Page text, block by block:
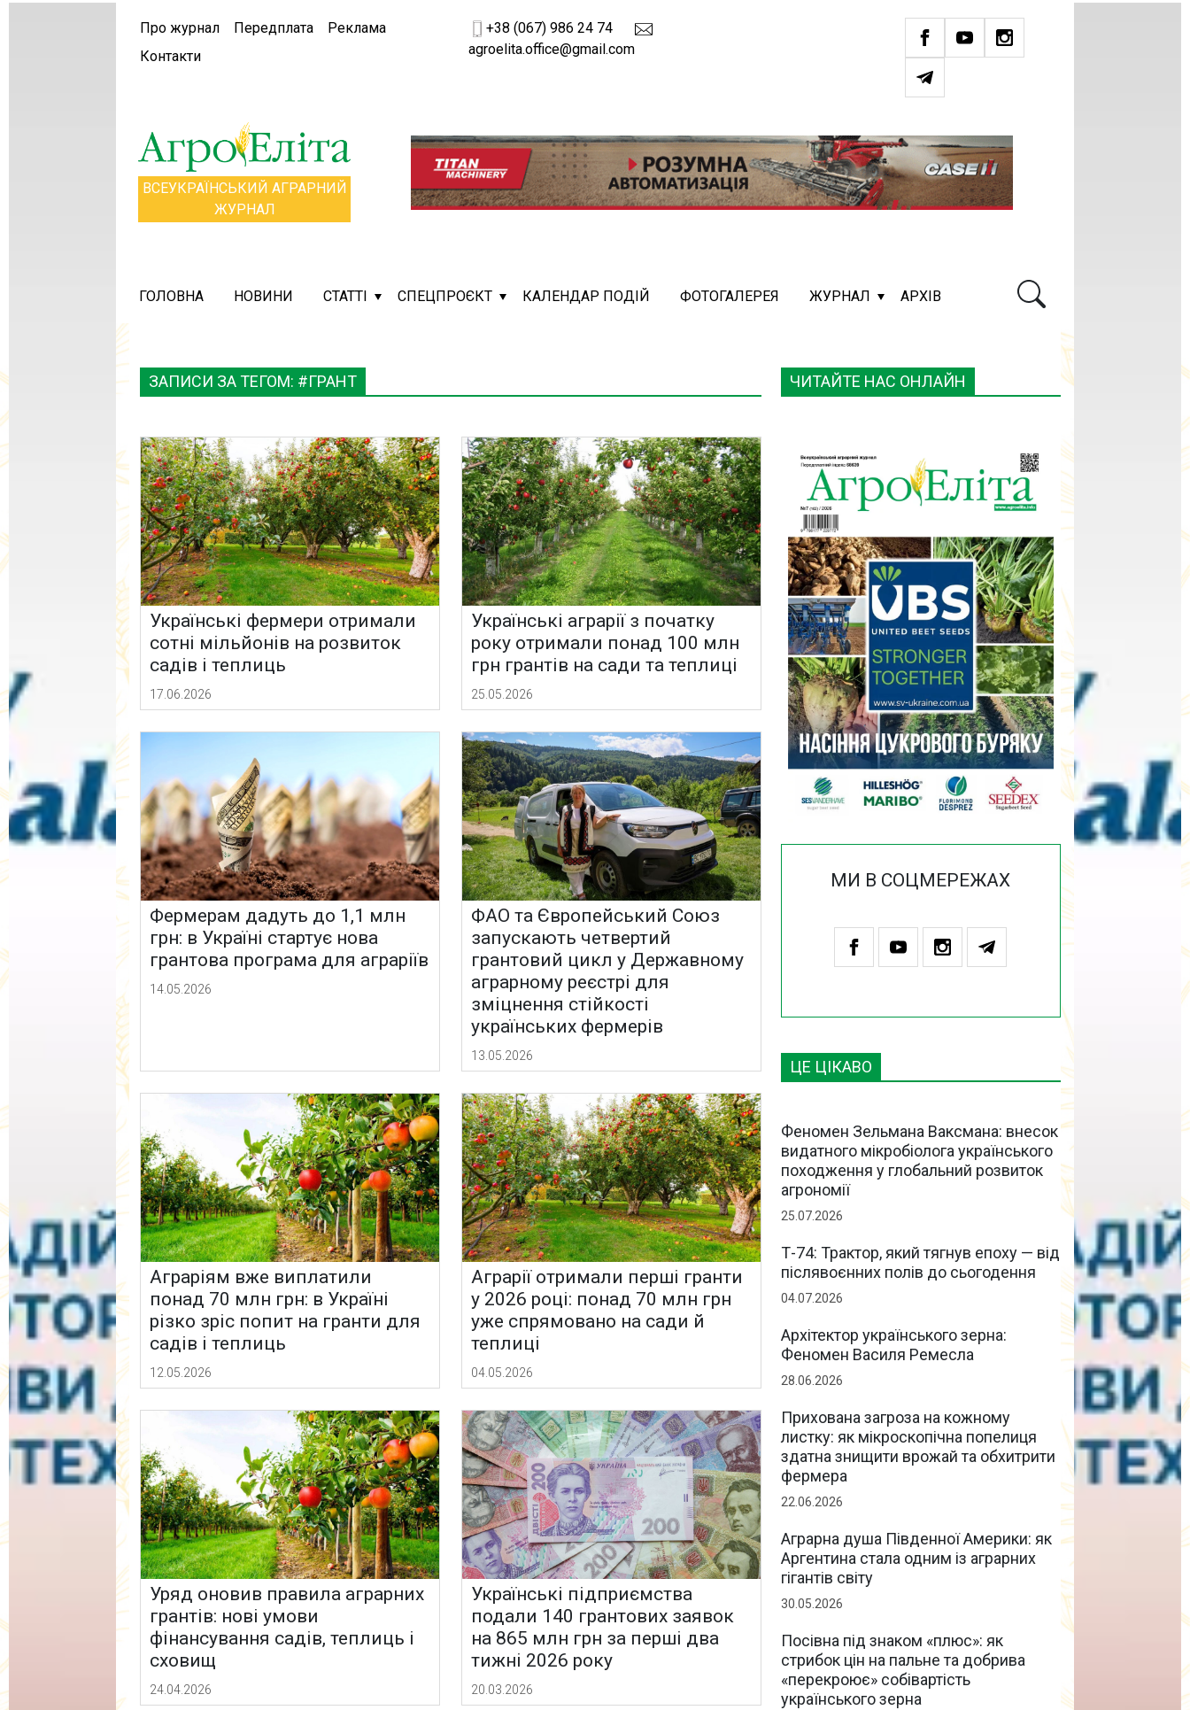
Про журнал Передплата
Реклама
Контакти
+38 (067) 986 24 74
agroelita.office@gmail.com
ВСЕУКРАЇНСЬКИЙ АГРАРНИЙ
ЖУРНАЛ
ГОЛОВНА НОВИНИ СТАТТІ СПЕЦПРОЄКТ КАЛЕНДАР ПОДІЙ ФОТОГАЛЕРЕЯ ЖУРНАЛ АРХІВ
ЧИТАЙТЕ НАС ОНЛАЙН
МИ В СОЦМЕРЕЖАХ
ЦЕ ЦІКАВО
Феномен Зельмана Ваксмана: внесок
видатного мікробіолога українського
походження у глобальний розвиток
агрономії
25.07.2026
Т-74: Трактор, який тягнув епоху — від
післявоєнних полів до сьогодення
04.07.2026
Архітектор українського зерна:
Феномен Василя Ремесла
28.06.2026
Прихована загроза на кожному
листку: як мікроскопічна попелиця
здатна знищити врожай та обхитрити
фермера
22.06.2026
Аграрна душа Південної Америки: як
Аргентина стала одним із аграрних
гігантів світу
30.05.2026
Посівна під знаком «плюс»: як
стрибок цін на пальне та добрива
«перекроює» собівартість
українського зерна
ЗАПИСИ ЗА ТЕГОМ: #ГРАНТ
Українські фермери отримали
сотні мільйонів на розвиток
садів і теплиць
17.06.2026
Українські аграрії з початку
року отримали понад 100 млн
грн грантів на сади та теплиці
25.05.2026
Фермерам дадуть до 1,1 млн
грн: в Україні стартує нова
грантова програма для аграріїв
14.05.2026
ФАО та Європейський Союз
запускають четвертий
грантовий цикл у Державному
аграрному реєстрі для
зміцнення стійкості
українських фермерів
13.05.2026
Аграріям вже виплатили
понад 70 млн грн: в Україні
різко зріс попит на гранти для
садів і теплиць
12.05.2026
Аграрії отримали перші гранти
у 2026 році: понад 70 млн грн
уже спрямовано на сади й
теплиці
04.05.2026
Уряд оновив правила аграрних
грантів: нові умови
фінансування садів, теплиць і
сховищ
24.04.2026
Українські підприємства
подали 140 грантових заявок
на 865 млн грн за перші два
тижні 2026 року
20.03.2026